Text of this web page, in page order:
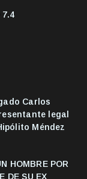
7.4
Carlos
legal
Méndez
HOMBRE POR
DE SU EX